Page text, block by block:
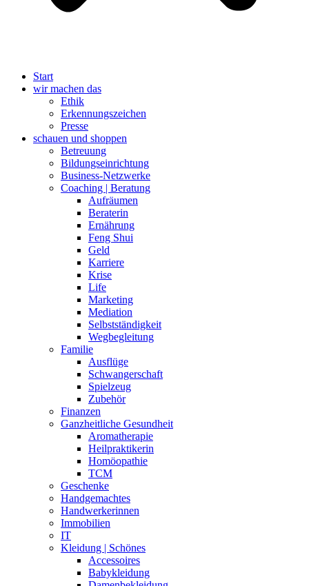
Start
wir machen das
Ethik
Erkennungszeichen
Presse
schauen und shoppen
Betreuung
Bildungseinrichtung
Business-Netzwerke
Coaching | Beratung
Aufräumen
Beraterin
Ernährung
Feng Shui
Geld
Karriere
Krise
Life
Marketing
Mediation
Selbstständigkeit
Wegbegleitung
Familie
Ausflüge
Schwangerschaft
Spielzeug
Zubehör
Finanzen
Ganzheitliche Gesundheit
Aromatherapie
Heilpraktikerin
Homöopathie
TCM
Geschenke
Handgemachtes
Handwerkerinnen
Immobilien
IT
Kleidung | Schönes
Accessoires
Babykleidung